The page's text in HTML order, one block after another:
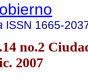
ISSN 1665-
no.2
2007